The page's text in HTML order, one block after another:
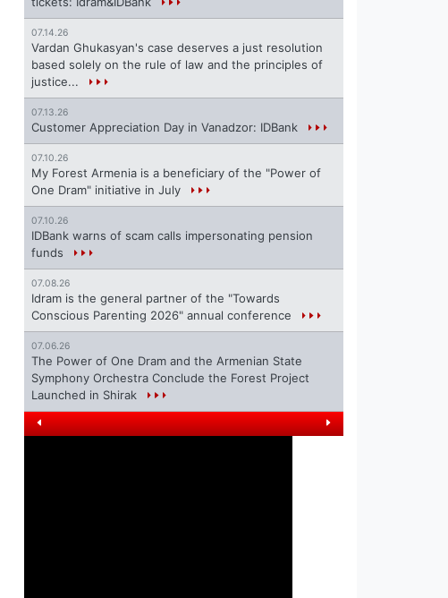
07.14.26
Vardan Ghukasyan's case deserves a just resolution
based solely on the rule of law and the principles of
justice...
07.13.26
Customer Appreciation Day in Vanadzor: IDBank
07.10.26
My Forest Armenia is a beneficiary of the "Power of
One Dram" initiative in July
07.10.26
IDBank warns of scam calls impersonating pension
funds
07.08.26
Idram is the general partner of the "Towards
Conscious Parenting 2026" annual conference
07.06.26
The Power of One Dram and the Armenian State
Symphony Orchestra Conclude the Forest Project
Launched in Shirak